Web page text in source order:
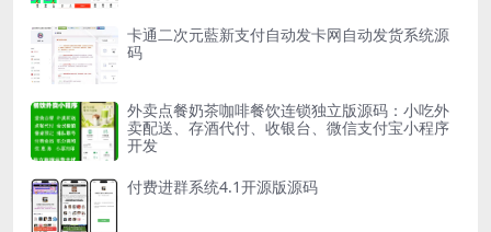
卡通二次元藍新支付自动发卡网自动发货系统源
码
外卖点餐奶茶咖啡餐饮连锁独立版源码：小吃外
卖配送、存酒代付、收银台、微信支付宝小程序
开发
付费进群系统4.1开源版源码